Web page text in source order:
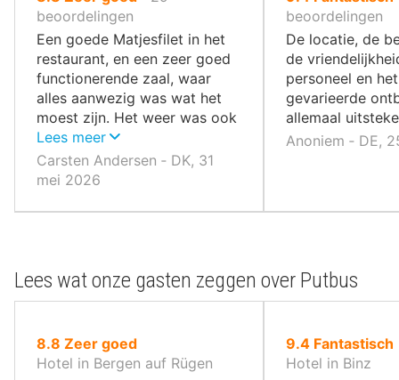
10
,
beoordelingen
Een goede Matjesfilet in het
restaurant, en een zeer goed
functionerende zaal, waar
alles aanwezig was wat het
moest zijn. Het weer was ook
aangenaam.
Lees meer
Carsten Andersen ‐ DK, 31
mei 2026
10
,
beoordelingen
De locatie, de
de
personeel en
gevarieerde
allemaal
Anoniem ‐ DE,
Lees wat onze gasten zeggen over Putbus
8.8 uit
10
Zeer goed
Hotel in Bergen auf Rügen
9.4uit
10
Fantastisch
Hotel in Binz